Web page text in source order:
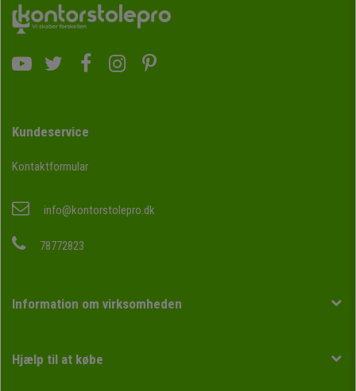
Kundeservice
Kontaktformular
info@kontorstolepro.dk
78772823
Information om virksomheden
Hjælp til at købe